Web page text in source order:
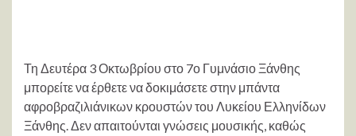
Τη Δευτέρα 3 Οκτωβρίου στο 7ο Γυμνάσιο Ξάνθης
μπορείτε να έρθετε να δοκιμάσετε στην μπάντα
αφροβραζιλιάνικων κρουστών του Λυκείου Ελληνίδων
Ξάνθης. Δεν απαιτούνται γνώσεις μουσικής, καθώς